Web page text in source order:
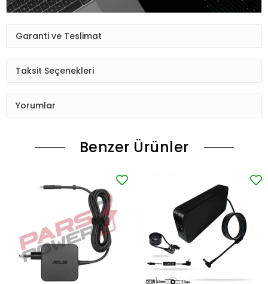
Garanti ve Teslimat
Taksit Seçenekleri
Yorumlar
Benzer Ürünler